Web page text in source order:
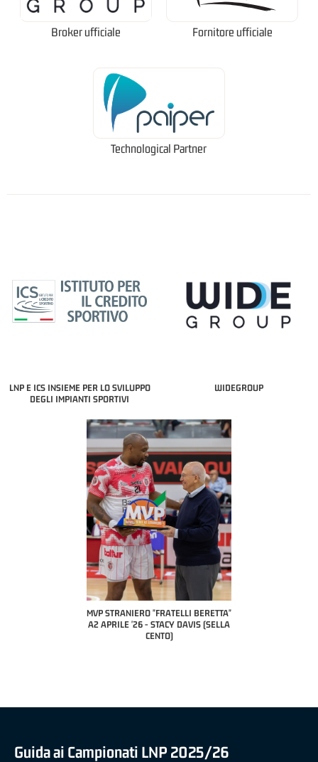
Broker ufficiale Fornitore ufficiale
Technological Partner
LNP E ICS INSIEME PER LO SVILUPPO
DEGLI IMPIANTI SPORTIVI
WIDEGROUP
MVP "FRATELLI BERETTA" SAMUEL
DILAS B NAZIONALE APRILE '26 -
MARCO RESTELLI (TAV TREVIGLIO
Guida ai Campionati LNP 2025/26